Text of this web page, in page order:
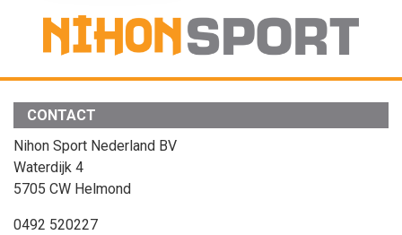
CONTACT
Nihon Sport Nederland BV
Waterdijk 4
5705 CW Helmond
0492 520227